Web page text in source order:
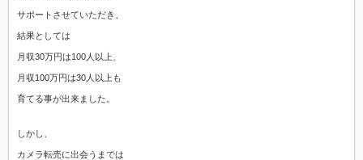
サポートさせていただき、
結果としては
月収30万円は100人以上、
月収100万円は30人以上も
育てる事が出来ました。
しかし、
カメラ転売に出会うまでは